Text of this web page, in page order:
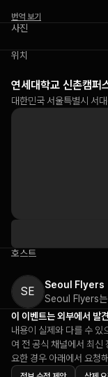
번역 보기
사진
위치
연세대학교 신촌캠퍼
대한민국 서울특별시 서
호스트
SE
Seoul Flyers
이 이벤트는 외부에서 발
내용이 실제와 다를 수 있
여 전 공식 채널에서 최신
요한 경우 아래에서 요청